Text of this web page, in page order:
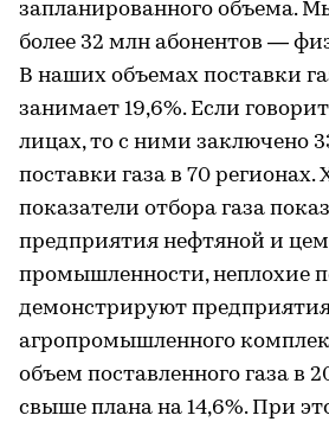
запланированного объема.
более 32 млн абонентов —
В наших объемах поставки
занимает 19,6%. Если
лицах, то с ними заключено
поставки газа в 70 регионах.
показатели отбора газа
предприятия нефтяной и
промышленности, неплохие
демонстрируют
агропромышленного
объем поставленного газа в
свыше плана на 14,6%. При